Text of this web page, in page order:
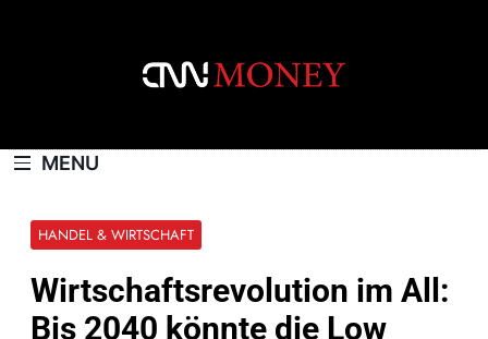
MENU
HANDEL & WIRTSCHAFT
Wirtschaftsrevolution im All:
Bis 2040 könnte die Low